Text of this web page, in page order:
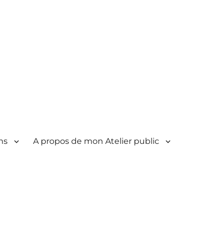
A propos de mon Atelier public